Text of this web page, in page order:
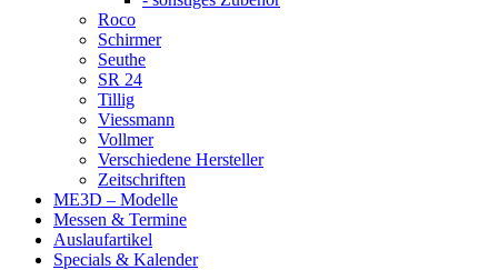
Roco
Schirmer
Seuthe
SR 24
Tillig
Viessmann
Vollmer
Verschiedene Hersteller
Zeitschriften
ME3D – Modelle
Messen & Termine
Auslaufartikel
Specials & Kalender